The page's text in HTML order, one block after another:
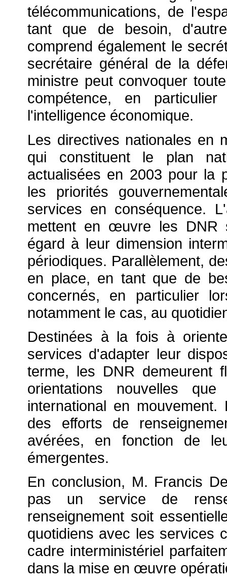
télécommunications, de
tant que de besoin,
comprend également le
secrétaire général de la
ministre peut convoquer
compétence, en
l'intelligence économique.
Les directives nationales en
qui constituent le plan
actualisées en 2003 pour la
les priorités
services en conséquence.
mettent en œuvre les DNR
égard à leur dimension
périodiques. Parallèlement,
en place, en tant que de
concernés, en particulier
notamment le cas, au
Destinées à la fois à
services d'adapter leur
terme, les DNR demeurent
orientations nouvelles
international en
des efforts de
avérées, en fonction de
émergentes.
En conclusion, M. Francis
pas un service de
renseignement soit
quotidiens avec les services
cadre interministériel
dans la mise en œuvre